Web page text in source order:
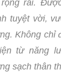
rãi.
tuyệt vời,
Không chỉ
từ năng
sạch thân